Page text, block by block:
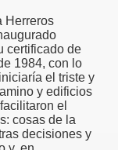
Herreros
certificado de
1984, con lo
el triste y
y edificios
el
cosas de la
decisiones y
2019 (Acta de
Romero)